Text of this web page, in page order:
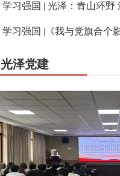
学习强国 | 光泽：青山环野
学习强国 |《我与党旗合个影
光泽党建